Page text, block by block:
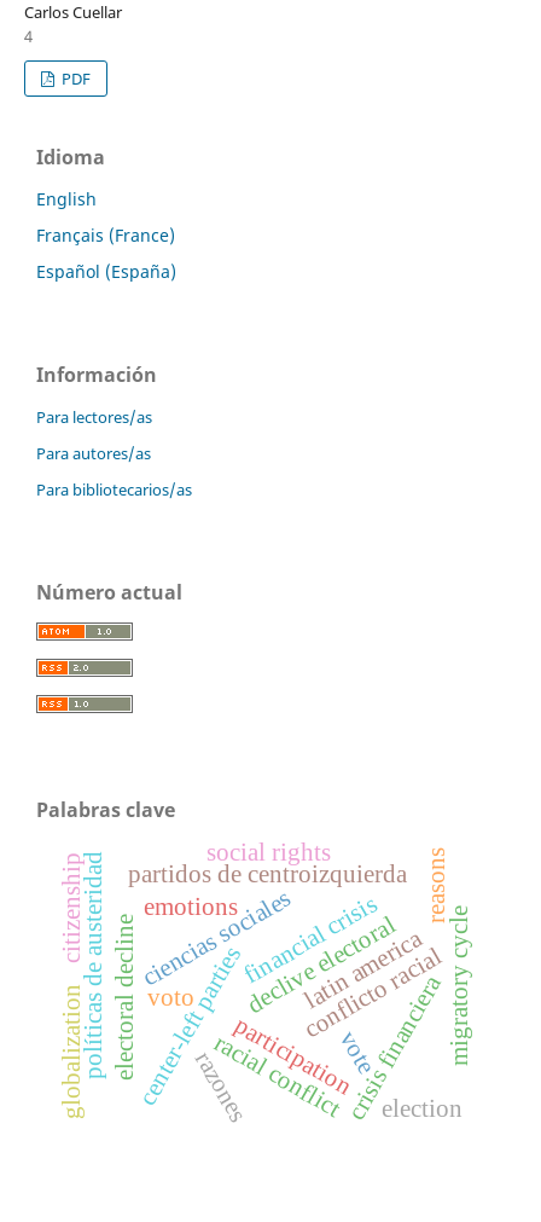
Carlos Cuellar
4
PDF
Idioma
English
Français (France)
Español (España)
Información
Para lectores/as
Para autores/as
Para bibliotecarios/as
Número actual
Palabras clave
ciencias sociales
participation
center-left parties
electoral decline crisis financiera
políticas de austeridad partidos de centroizquierda
declive electoral
racial conflict
migratory cycle
globalization conflicto racial
social rights
citizenship financial crisis
election
razones
voto
reasons
emotions
vote
latin america